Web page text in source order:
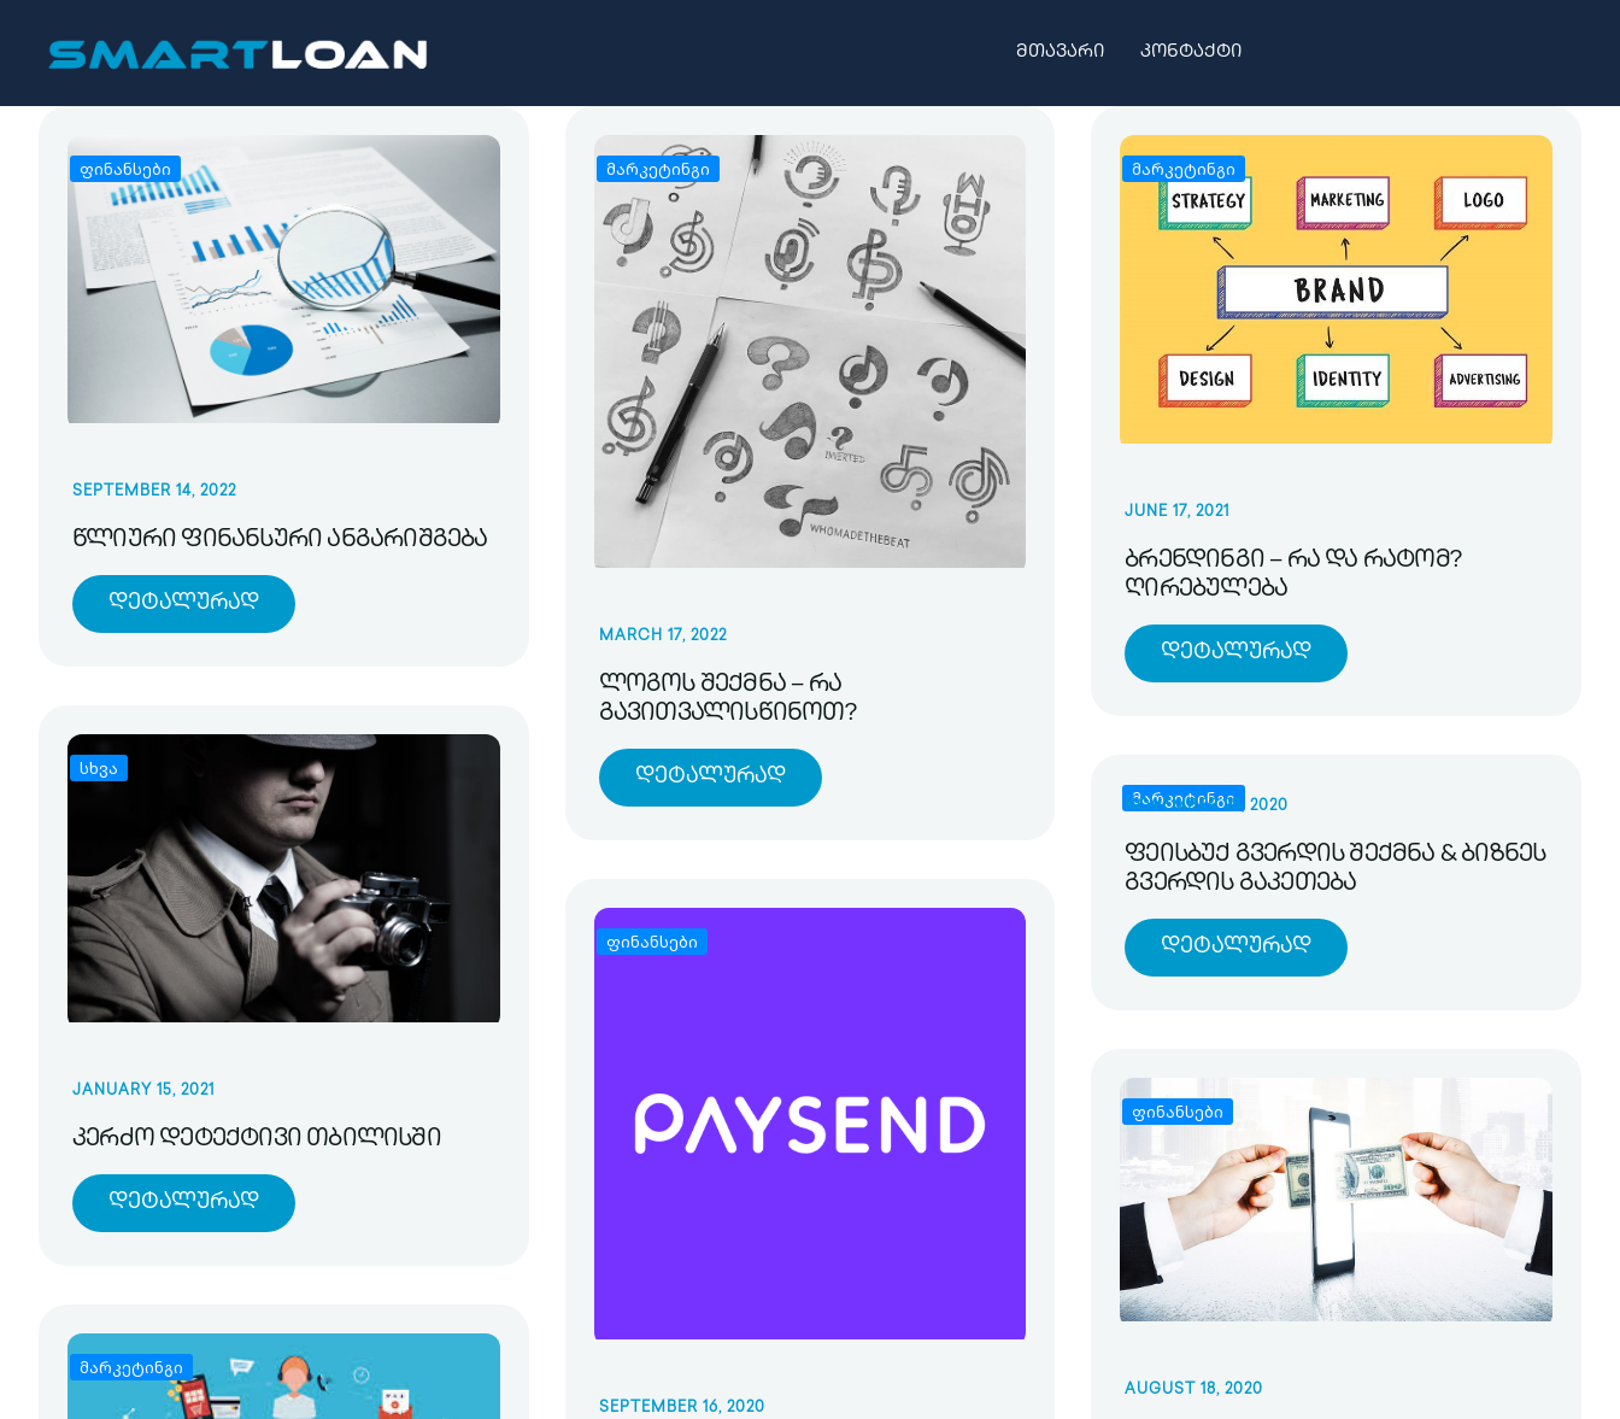
მთავარი კონტაქტი
ფინანსები
SEPTEMBER 14, 2022
წლიური ფინანსური ანგარიშგება
Დეტალურად
მარკეტინგი
MARCH 17, 2022
ლოგოს შექმნა – რა
გავითვალისწინოთ?
Დეტალურად
მარკეტინგი
JUNE 17, 2021
ბრენდინგი – რა და რატომ?
ღირებულება
Დეტალურად
სხვა
JANUARY 15, 2021
კერძო დეტექტივი თბილისში
Დეტალურად
მარკეტინგი
NOVEMBER 25, 2020
ფეისბუქ გვერდის შექმნა & ბიზნეს
გვერდის გაკეთება
Დეტალურად
ფინანსები
SEPTEMBER 16, 2020
ფინანსები
AUGUST 18, 2020
მარკეტინგი